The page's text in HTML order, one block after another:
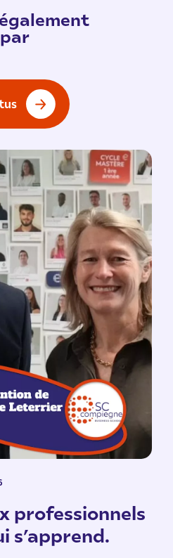
professionnels
s’apprend.